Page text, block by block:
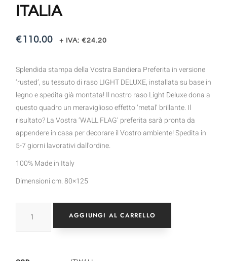
ITALIA
€110.00 + IVA: €24.20
Splendida stampa della Vostra Bandiera Preferita in versione
‘rusted’, su tessuto di raso LIGHT DELUXE, installata su base in
legno e spedita già montata! Il nostro raso Light Deluxe dona a
questo quadro un meraviglioso effetto ‘metal’ brillante. Il
risultato? La Vostra ‘WALL FLAG’ preferita sarà pronta da
appendere in casa per decorare il Vostro ambiente! Spedita in
5-7 giorni lavorativi dall’ordine.
100% Made in Italy
Dimensioni cm. 80×125
AGGIUNGI AL CARRELLO